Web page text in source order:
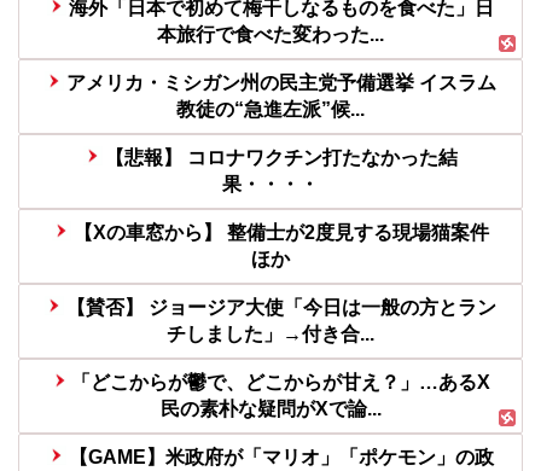
海外「日本で初めて梅干しなるものを食べた」日
本旅行で食べた変わった...
アメリカ・ミシガン州の民主党予備選挙 イスラム
教徒の“急進左派”候...
【悲報】 コロナワクチン打たなかった結
果・・・・
【Xの車窓から】 整備士が2度見する現場猫案件
ほか
【賛否】 ジョージア大使「今日は一般の方とラン
チしました」→付き合...
「どこからが鬱で、どこからが甘え？」…あるX
民の素朴な疑問がXで論...
【GAME】米政府が「マリオ」「ポケモン」の政